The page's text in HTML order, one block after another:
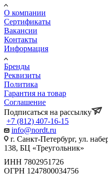
О компании
Сертификаты
Вакансии
Контакты
Информация
Бренды
Реквизиты
Политика
Гарантия на товар
Соглашение
Подписаться на рассылку
+7 (812) 407-16-15
info@nordt.ru
г. Санкт-Петербург, ул.
138, БЦ «Треугольник»
ИНН 7802951726
ОГРН 1247800034756